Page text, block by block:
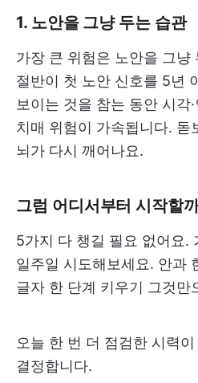
1. 노안을 그냥 두는 습관
가장 큰 위험은 노안을 그냥
절반이 첫 노안 신호를 5년
보이는 것을 참는 동안 시각
치매 위험이 가속됩니다. 돋
뇌가 다시 깨어나요.
그럼 어디서부터 시작할
5가지 다 챙길 필요 없어요.
일주일 시도해보세요. 안과
글자 한 단계 키우기 그것만
오늘 한 번 더 점검한 시력
결정합니다.